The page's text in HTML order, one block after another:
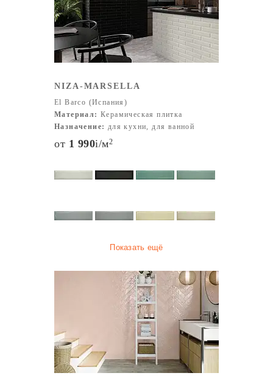
принтами или текстурой под натуральные материалы
(дерево, камень, мрамор). Дизайнерские особенности:
Варианты с матовыми и глянцевыми поверхностями,
мозаичные элементы, скульптурные детали и плитки с
3D-эффектом. Благодаря своим уникальным качествам
отделки жилых помещений, коммерческих объектов и
других пространств. Выбрать и заказать продукцию
можно в специализированных магазинах, дизайнерских
NIZA-MARSELLA
El Barco (Испания)
Материал: Керамическая плитка
Назначение: для кухни, для ванной
от 1 990i/м2
Показать ещё